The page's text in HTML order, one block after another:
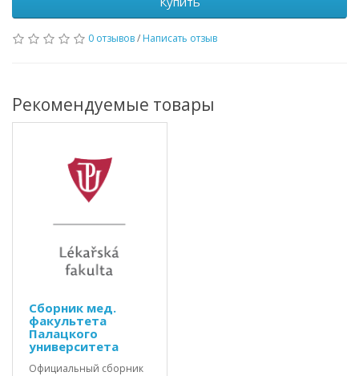
0 отзывов/ Написать отзыв
Рекомендуемые товары
Сборник мед.
факультета
Палацкого
университета
Официальный сборник